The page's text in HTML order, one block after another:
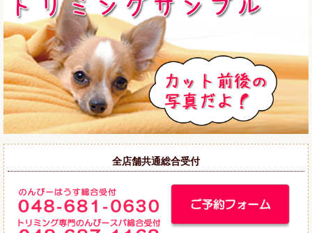
全店舗共通総合受付